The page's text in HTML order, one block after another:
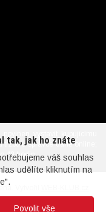
tak, jak ho znáte
váš souhlas
udělíte kliknutím na
Povolit vše
vystavit kupujícímu
u správce daně online;
48 hodin.
Vytvořil